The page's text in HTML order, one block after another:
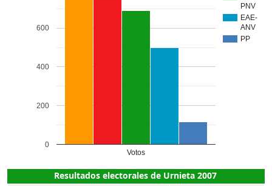
PNV
EAE-
ANV
PP
Votos
0
200
400
600
Resultados electorales de Urnieta 2007